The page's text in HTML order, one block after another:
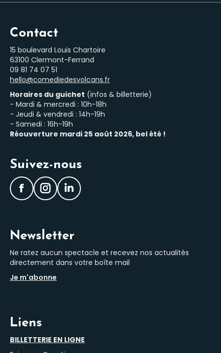
Contact
15 boulevard Louis Chartoire
63100 Clermont-Ferrand
‭09 81 74 07 51‬
hello@comediedesvolcans.fr
Horaires du guichet (infos & billetterie)
- Mardi & mercredi : 10h-18h
- Jeudi & vendredi : 14h-19h
- Samedi : 16h-19h
Réouverture mardi 25 août 2026, bel été !
Suivez-nous
Facebook
InstagramLinkedIn
Newsletter
Ne ratez aucun spectacle et recevez nos actualités
directement dans votre boîte mail
Je m'abonne
Liens
BILLETTERIE EN LIGNE